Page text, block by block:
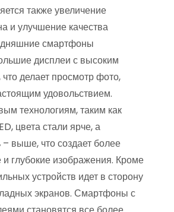
также увеличение
и улучшение качества
смартфоны
дисплеи с высоким
делает просмотр фото,
удовольствием.
технологиям, таким как
цвета стали ярче, а
– выше, что создает более
глубокие изображения. Кроме
устройств идет в сторону
экранов. Смартфоны с